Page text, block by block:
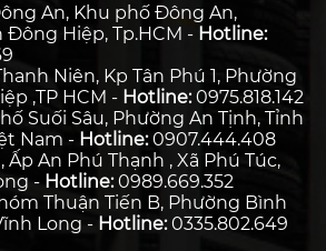
An, Khu phố Đông An,
Đông Hiệp, Tp.HCM - Hotline:
Niên, Kp Tân Phú 1, Phường
,TP HCM - Hotline:0975.818.142
Suối Sâu, Phường An Tịnh, Tỉnh
Nam - Hotline:0907.444.408
, Ấp An Phú Thạnh , Xã Phú Túc,
- Hotline:0989.669.352
Thuận Tiến B, Phường Bình
Long - Hotline:0335.802.649